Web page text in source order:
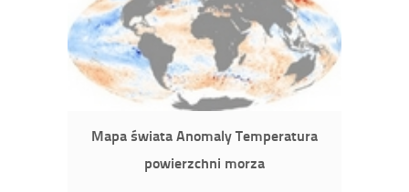
Mapa świata Anomaly Temperatura
powierzchni morza